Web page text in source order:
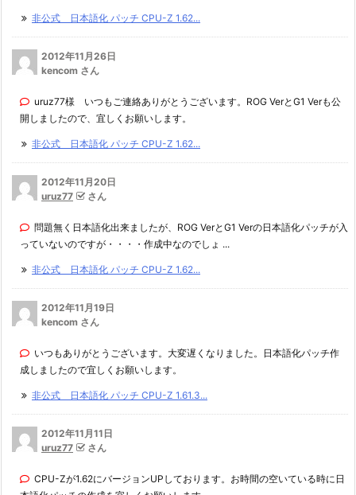
非公式 日本語化 パッチ CPU-Z 1.62...
2012年11月26日
kencom さん
uruz77様 いつもご連絡ありがとうございます。ROG VerとG1 Verも公
開しましたので、宜しくお願いします。
非公式 日本語化 パッチ CPU-Z 1.62...
2012年11月20日
uruz77
さん
問題無く日本語化出来ましたが、ROG VerとG1 Verの日本語化パッチが入
っていないのですが・・・・作成中なのでしょ ...
非公式 日本語化 パッチ CPU-Z 1.62...
2012年11月19日
kencom さん
いつもありがとうございます。大変遅くなりました。日本語化パッチ作
成しましたので宜しくお願いします。
非公式 日本語化 パッチ CPU-Z 1.61.3...
2012年11月11日
uruz77
さん
CPU-Zが1.62にバージョンUPしております。お時間の空いている時に日